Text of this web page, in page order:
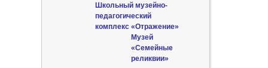
Школьный музейно-
педагогический
комплекс «Отражение»
Музей
«Семейные
реликвии»